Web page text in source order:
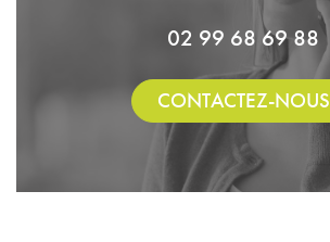
02 99 68 69 88
CONTACTEZ-NOUS